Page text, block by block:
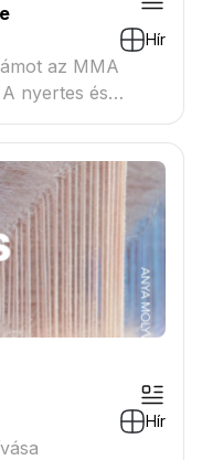
Hír
az MMA
nyertes és
megtekinthető a
Hír